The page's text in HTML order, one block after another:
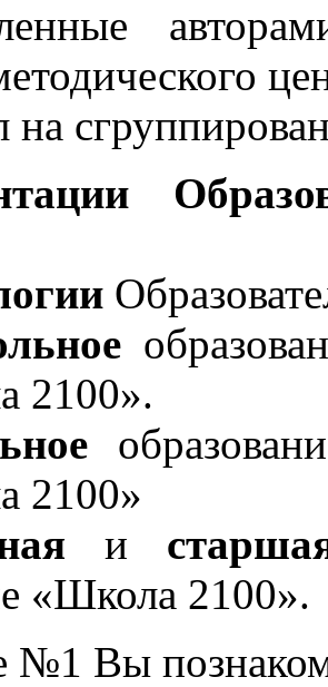
на
2100».
2100»
и
«Школа 2100».
№1 Вы